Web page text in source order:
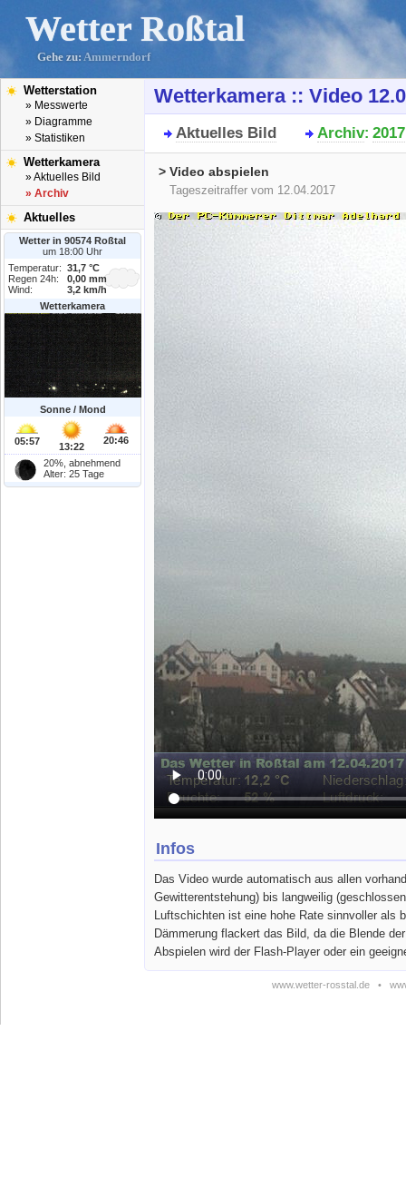
Wetter Roßtal
Gehe zu: Ammerndorf
Wetterstation
» Messwerte
» Diagramme
» Statistiken
Wetterkamera
» Aktuelles Bild
» Archiv
Aktuelles
Wetter in 90574 Roßtal
um 18:00 Uhr
Temperatur:
31,7 °C
Regen 24h:
0,00 mm
Wind:
3,2 km/h
Wetterkamera
Sonne / Mond
05:57 13:22
20:46
20%, abnehmend
Alter: 25 Tage
Wetterkamera :: Video
Aktuelles Bild Archiv: 2017
> Video abspielen
Tageszeitraffer vom 12.04.2017
Infos
Das Video wurde automatisch aus allen
Gewitterentstehung) bis langweilig
Luftschichten ist eine hohe Rate sinnvoller als
Dämmerung flackert das Bild, da die Blende
Abspielen wird der Flash-Player oder ein
www.wetter-rosstal.de •